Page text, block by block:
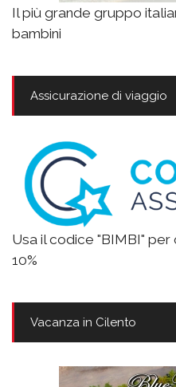
Il più grande gruppo
bambini
Assicurazione di viaggio
Usa il codice "BIMBI"
10%
Vacanza in Cilento